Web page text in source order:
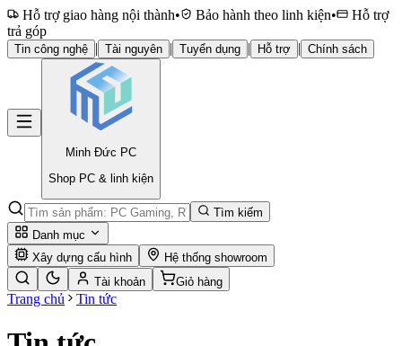
Hỗ trợ giao hàng nội thành• Bảo hành theo linh kiện•
Hỗ trợ
trả góp
Tin công nghệ | Tài nguyên | Tuyển dụng | Hỗ trợ | Chính sách
Minh Đức PC
Shop PC & linh kiện
Tìm kiếm
Danh mục
Xây dựng cấu hình
Hệ thống showroom
Tài khoản
Giỏ hàng
Trang chủ Tin tức